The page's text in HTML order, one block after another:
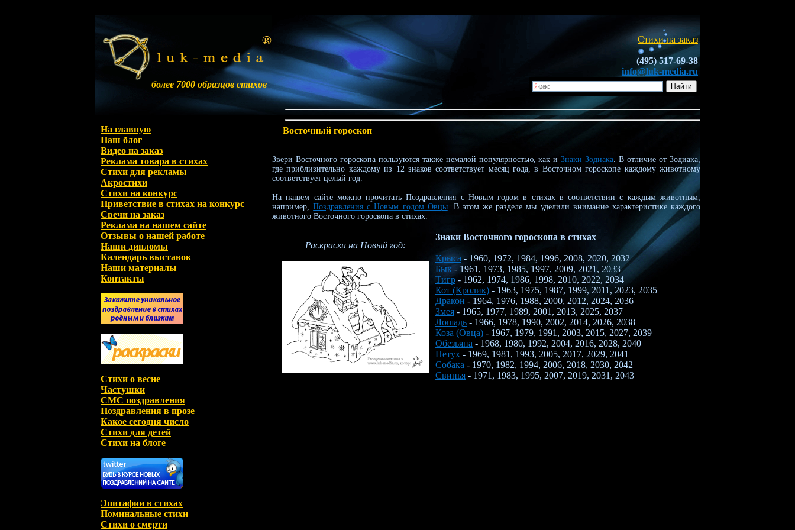
более 7000 образцов стихов
Стихи на заказ
(495) 517-69-38
info@luk-media.ru
На главную
Наш блог
Видео на заказ
Реклама товара в стихах
Стихи для рекламы
Акростихи
Стихи на конкурс
Приветствие в стихах на конкурс
Свечи на заказ
Реклама на нашем сайте
Отзывы о нашей работе
Наши дипломы
Календарь выставок
Наши материалы
Контакты
Стихи о весне
Частушки
СМС поздравления
Поздравления в прозе
Какое сегодня число
Стихи для детей
Стихи на блоге
Эпитафии в стихах
Поминальные стихи
Стихи о смерти
Восточный гороскоп
Звери Восточного гороскопа пользуются также немалой популярностью, как иЗнаки Зодиака. В отличие от Зодиака,
где приблизительно каждому из 12 знаков соответствует месяц года, в Восточном гороскопе каждому животному
соответствует целый год.
На нашем сайте можно прочитать Поздравления с Новым годом в стихах в соответствии с каждым животным,
например,Поздравления с Новым годом Овцы. В этом же разделе мы уделили внимание характеристике каждого
животного Восточного гороскопа в стихах.
Раскраски на Новый год:
Знаки Восточного гороскопа в стихах
Крыса - 1960, 1972, 1984, 1996, 2008, 2020, 2032
Бык - 1961, 1973, 1985, 1997, 2009, 2021, 2033
Тигр - 1962, 1974, 1986, 1998, 2010, 2022, 2034
Кот (Кролик) - 1963, 1975, 1987, 1999, 2011, 2023, 2035
Дракон - 1964, 1976, 1988, 2000, 2012, 2024, 2036
Змея - 1965, 1977, 1989, 2001, 2013, 2025, 2037
Лошадь - 1966, 1978, 1990, 2002, 2014, 2026, 2038
Коза (Овца) - 1967, 1979, 1991, 2003, 2015, 2027, 2039
Обезьяна - 1968, 1980, 1992, 2004, 2016, 2028, 2040
Петух - 1969, 1981, 1993, 2005, 2017, 2029, 2041
Собака - 1970, 1982, 1994, 2006, 2018, 2030, 2042
Свинья - 1971, 1983, 1995, 2007, 2019, 2031, 2043